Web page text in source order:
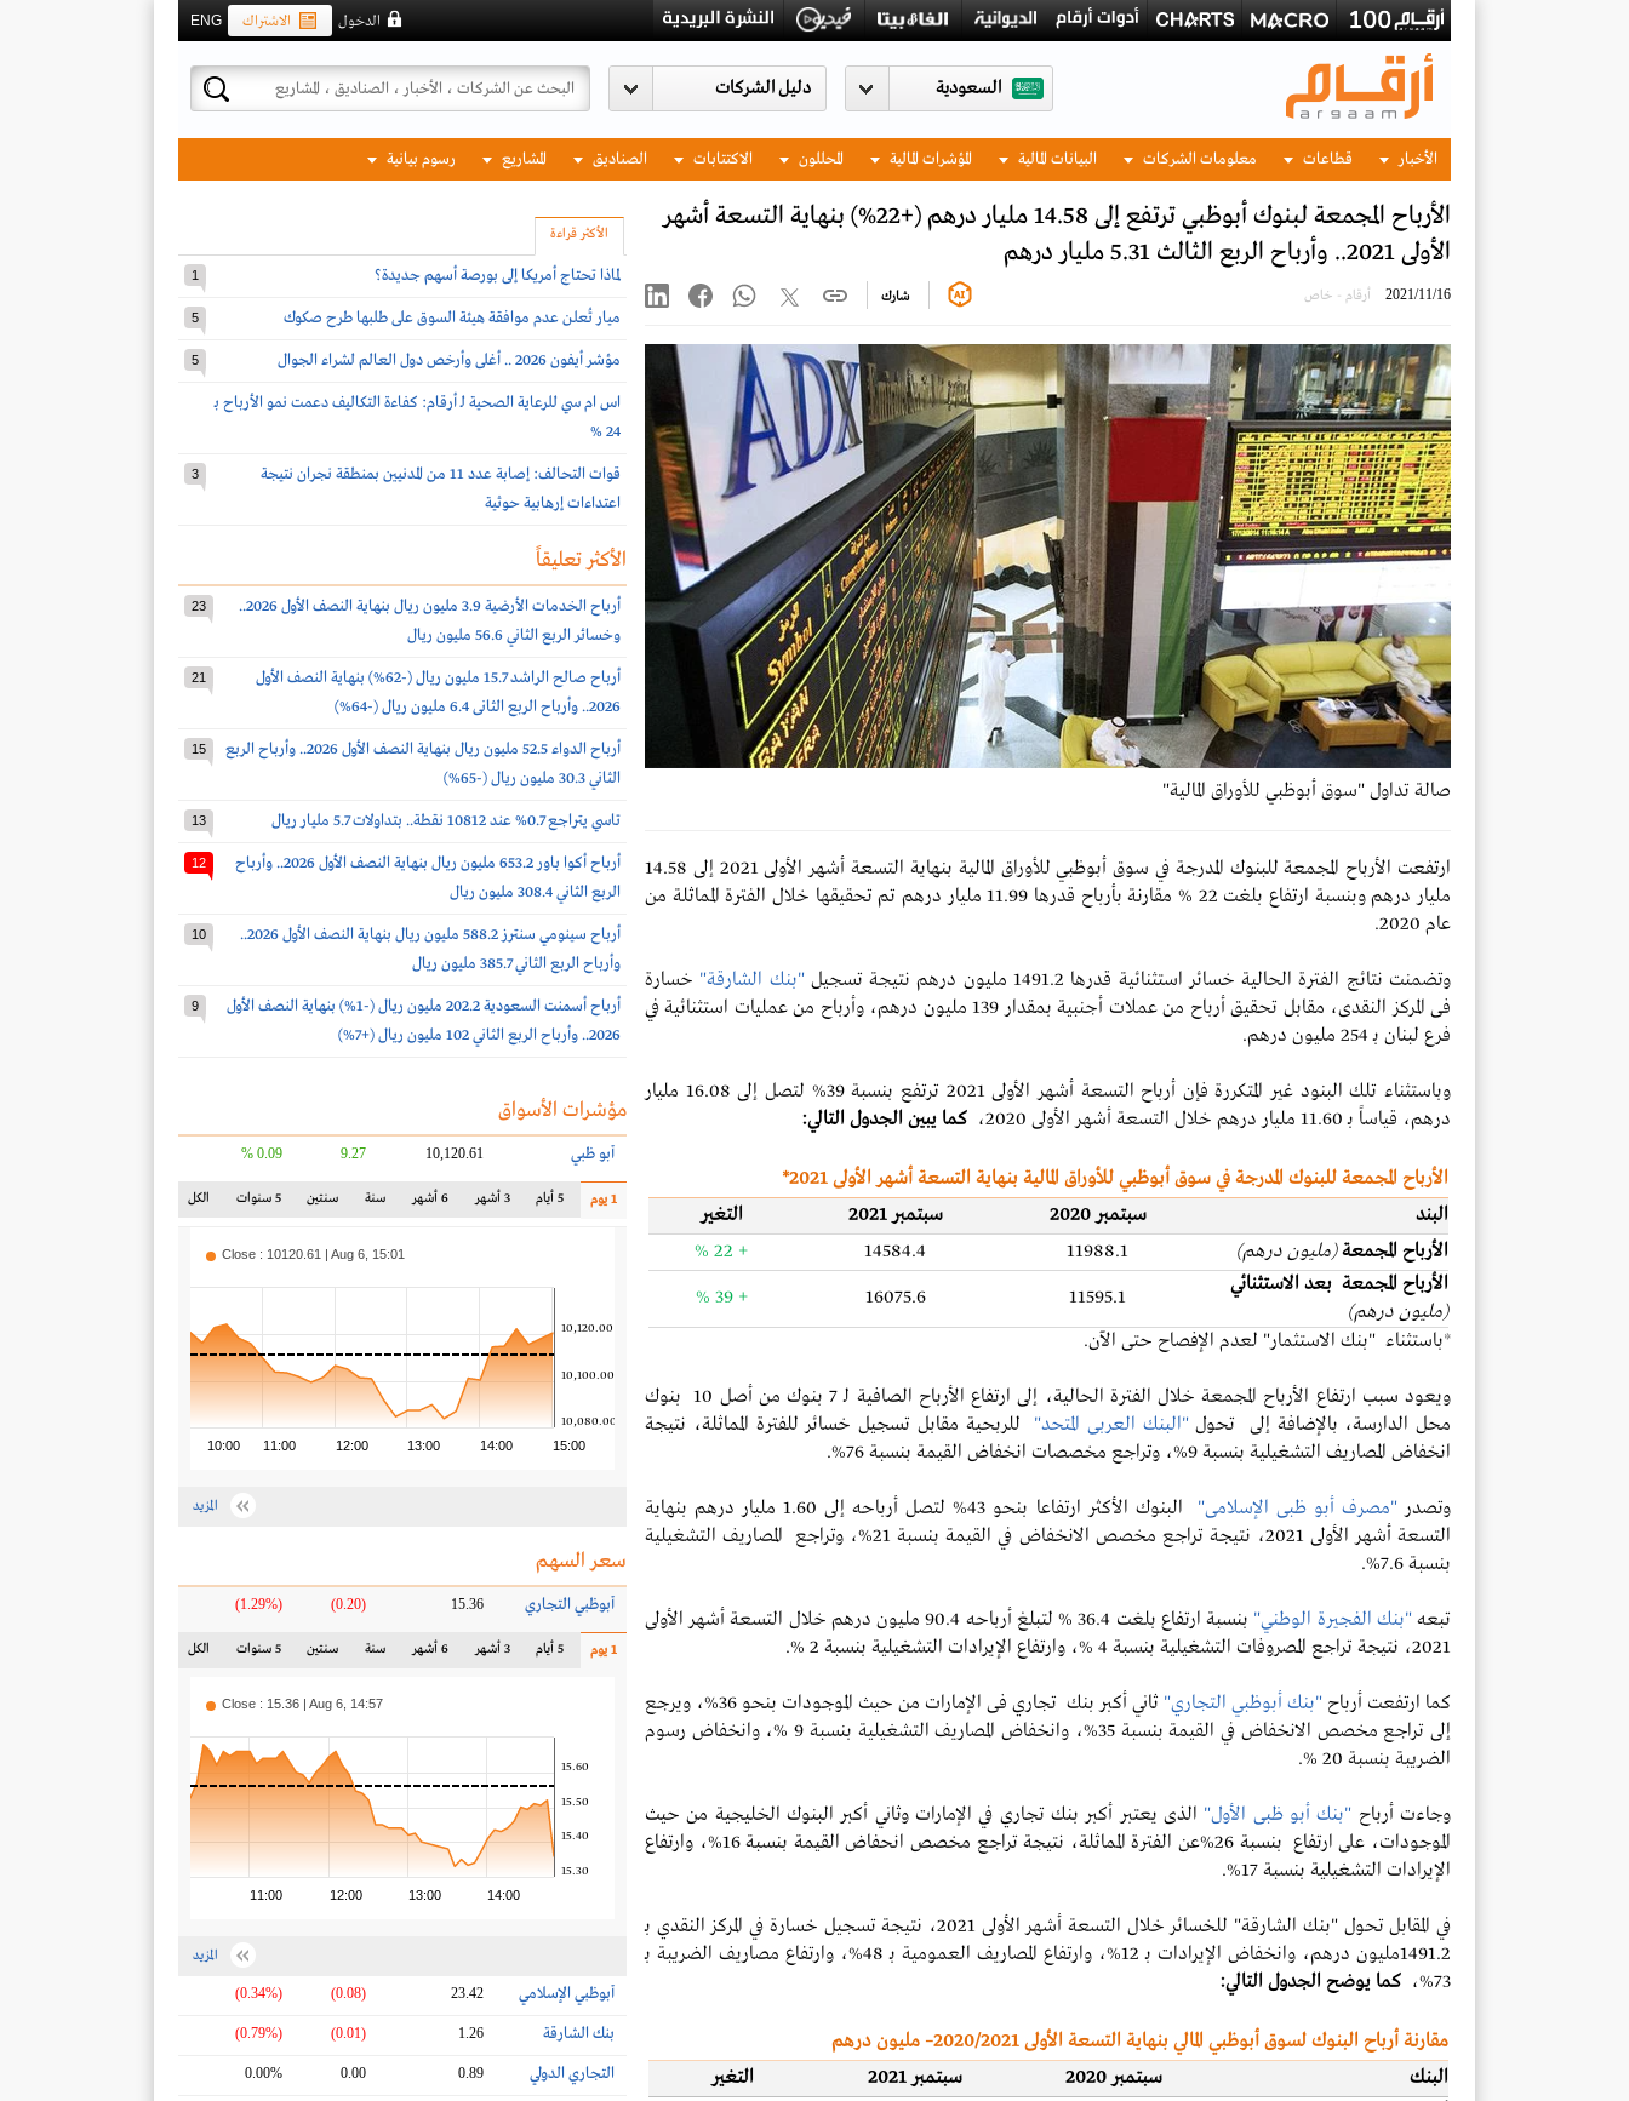
ENG الاشتراك الدخول
السعودية
الأخبار قطاعات معلومات الشركات البيانات المالية المؤشرات المالية المحللون الاكتتابات الصناديق المشاريع رسوم بيانية
الأرباح المجمعة لبنوك أبوظبي ترتفع إلى 14.58 مليار درهم (+22%) بنهاية التسعة أشهر
الأولى 2021.. وأرباح الربع الثالث 5.31 مليار درهم
2021/11/16 أرقام - خاص شارك
صالة تداول "سوق أبوظبي للأوراق المالية"
ارتفعت الأرباح المجمعة للبنوك المدرجة في سوق أبوظبي للأوراق المالية بنهاية التسعة أشهر الأولى 2021 إلى 14.58
مليار درهم وبنسبة ارتفاع بلغت 22 % مقارنة بأرباح قدرها 11.99 مليار درهم تم تحقيقها خلال الفترة المماثلة من
عام 2020.
وتضمنت نتائج الفترة الحالية خسائر استثنائية قدرها 1491.2 مليون درهم نتيجة تسجيل "بنك الشارقة" خسارة
فى المركز النقدى، مقابل تحقيق أرباح من عملات أجنبية بمقدار 139 مليون درهم، وأرباح من عمليات استثنائية في
فرع لبنان بـ 254 مليون درهم.
وباستثناء تلك البنود غير المتكررة فإن أرباح التسعة أشهر الأولى 2021 ترتفع بنسبة 39% لتصل إلى 16.08 مليار
درهم، قياساً بـ 11.60 مليار درهم خلال التسعة أشهر الأولى 2020،
كما يبين الجدول التالي:
الأرباح المجمعة للبنوك المدرجة في سوق أبوظبي للأوراق المالية بنهاية التسعة أشهر الأولى 2021*
البند
سبتمبر 2020 سبتمبر 2021
التغير
الأرباح المجمعة(مليون درهم) 11988.1
14584.4
+ 22 %
الأرباح المجمعة بعد الاستثنائي
(مليون درهم)
11595.1
16075.6
+ 39 %
*باستثناء "بنك الاستثمار" لعدم الإفصاح حتى الآن.
ويعود سبب ارتفاع الأرباح المجمعة خلال الفترة الحالية، إلى ارتفاع الأرباح الصافية لـ 7 بنوك من أصل 10 بنوك
محل الدارسة، بالإضافة إلى تحول "البنك العربى المتحد" للربحية مقابل تسجيل خسائر للفترة المماثلة، نتيجة
انخفاض المصاريف التشغيلية بنسبة 9%، وتراجع مخصصات انخفاض القيمة بنسبة 76%.
وتصدر "مصرف أبو ظبى الإسلامى"
البنوك الأكثر ارتفاعا بنحو 43% لتصل أرباحه إلى 1.60 مليار درهم بنهاية
التسعة أشهر الأولى 2021، نتيجة
تراجع مخصص الانخفاض في القيمة بنسبة 21 %، وتراجع المصاريف التشغيلية
بنسبة 7.6%.
تبعه "بنك الفجيرة الوطني"
بنسبة ارتفاع بلغت 36.4 % لتبلغ أرباحه 90.4 مليون درهم خلال التسعة أشهر الأولى
2021، نتيجة تراجع المصروفات التشغيلية بنسبة 4 %، وارتفاع الإيرادات التشغيلية بنسبة 2 %.
كما ارتفعت أرباح "بنك أبوظبي التجاري"
ثاني أكبر بنك تجاري فى الإمارات من حيث الموجودات بنحو 36%، ويرجع
إلى تراجع مخصص الانخفاض في القيمة بنسبة 35%، وانخفاض المصاريف التشغيلية بنسبة 9 %، وانخفاض رسوم
الضريبة بنسبة 20 %.
وجاءت أرباح "بنك أبو ظبى الأول" الذى يعتبر أكبر بنك تجاري في الإمارات وثاني أكبر البنوك الخليجية من حيث
الموجودات، على ارتفاع بنسبة 26%عن الفترة المماثلة، نتيجة تراجع مخصص انحفاض القيمة بنسبة 16
%، وارتفاع
الإيرادات التشغيلية بنسبة 17
%
.
في المقابل تحول "بنك الشارقة" للخسائر خلال التسعة أشهر الأولى 2021، نتيجة تسجيل خسارة في المركز النقدي بـ
1491.2مليون درهم، وانخفاض الإيرادات بـ 12%، وارتفاع المصاريف العمومية بـ 48%، وارتفاع مصاريف الضريبة بـ
73%،
كما يوضح الجدول التالي:
مقارنة أرباح البنوك لسوق أبوظبي المالي بنهاية التسعة الأولى 2020/2021– مليون درهم
البنك
سبتمبر 2020 سبتمبر 2021
التغير
الأكثر قراءة
لماذا تحتاج أمريكا إلى بورصة أسهم جديدة؟ 1
ميار تُعلن عدم موافقة هيئة السوق على طلبها طرح صكوك 5
مؤشر أيفون 2026 .. أغلى وأرخص دول العالم لشراء الجوال 5
اس ام سي للرعاية الصحية لـ أرقام: كفاءة التكاليف دعمت نمو الأرباح بـ
24 %
قوات التحالف: إصابة عدد 11 من المدنيين بمنطقة نجران نتيجة
اعتداءات إرهابية حوثية
3
الأكثر تعليقاً
أرباح الخدمات الأرضية 3.9 مليون ريال بنهاية النصف الأول 2026..
وخسائر الربع الثاني 56.6 مليون ريال
23
أرباح صالح الراشد 15.7 مليون ريال (-62%) بنهاية النصف الأول
2026.. وأرباح الربع الثانى 6.4 مليون ريال (-64%)
21
أرباح الدواء 52.5 مليون ريال بنهاية النصف الأول 2026.. وأرباح الربع
الثاني 30.3 مليون ريال (-65%)
15
تاسي يتراجع 0.7% عند 10812 نقطة.. بتداولات 5.7 مليار ريال 13
أرباح أكوا باور 653.2 مليون ريال بنهاية النصف الأول 2026.. وأرباح
الربع الثاني 308.4 مليون ريال
12
أرباح سينومي سنترز 588.2 مليون ريال بنهاية النصف الأول 2026..
وأرباح الربع الثاني 385.7 مليون ريال
10
أرباح أسمنت السعودية 202.2 مليون ريال (-1%) بنهاية النصف الأول
2026.. وأرباح الربع الثاني 102 مليون ريال (+7%)
9
مؤشرات الأسواق
أبو ظبي 10,120.61
9.27
0.09 %
1 يوم 5 أيام 3 أشهر 6 أشهر سنة سنتين 5 سنوات الكل
10:00 11:00 12:00 13:00 14:00 15:00
10,080.00
10,100.00
10,120.00
Close : 10120.61 | Aug 6, 15:01
المزيد
سعر السهم
أبوظبي التجاري 15.36
(0.20)
(1.29%)
1 يوم 5 أيام 3 أشهر 6 أشهر سنة سنتين 5 سنوات الكل
11:00 12:00 13:00 14:00
15.30
15.40
15.50
15.60
Close : 15.36 | Aug 6, 14:57
المزيد
أبوظبي الإسلامي 23.42
(0.08)
(0.34%)
بنك الشارقة 1.26
(0.01)
(0.79%)
التجاري الدولي 0.89
0.00
0.00%